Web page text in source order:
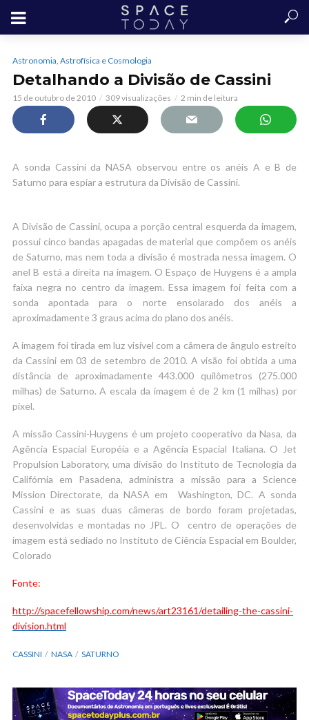
Astronomia, Astrofísica e Cosmologia
Detalhando a Divisão de Cassini
15 de outubro de 2010 309 visualizações 2 min de leitura
A sonda Cassini da NASA observou entre os anéis A e B de
Saturno para espiar a estrutura da Divisão de Cassini.
A Divisão de Cassini, ocupa a porção central esquerda da imagem,
possui cinco bandas apagadas de material que compõem os anéis
de Saturno, mas nem toda a divisão é mostrada nessa imagem. O
anel B está a direita na imagem. O Espaço de Huygens é a ampla
faixa negra no centro da imagem. Essa imagem foi feita com a
sonda apontada para o norte ensolarado dos anéis a
aproximadamente 3 graus acima do plano dos anéis.
A imagem foi tirada em luz visível com a câmera de ângulo estreito
da Cassini em 03 de setembro de 2010. A visão foi obtida a uma
distância de aproximadamente 443.000 quilômetros (275.000
milhas) de Saturno. A escala da imagem é de 2 km (1 milhas) por
pixel.
A missão Cassini-Huygens é um projeto cooperativo da Nasa, da
Agência Espacial Européia e a Agência Espacial Italiana. O Jet
Propulsion Laboratory, uma divisão do Instituto de Tecnologia da
Califórnia em Pasadena, administra a missão para a Science
Mission Directorate, da NASA em Washington, DC. A sonda
Cassini e as suas duas câmeras de bordo foram projetadas,
desenvolvidas e montadas no JPL. O centro de operações de
imagem está sediado no Instituto de Ciência Espacial em Boulder,
Colorado
Fonte:
http://spacefellowship.com/news/art23161/detailing-the-cassini-
division.html
CASSINI NASA SATURNO